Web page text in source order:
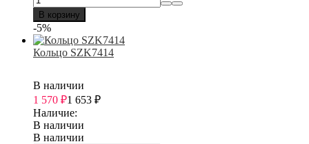
В корзину
-5%
Кольцо SZK7414
В наличии
1 570 ₽1 653 ₽
Наличие:
В наличии
В наличии